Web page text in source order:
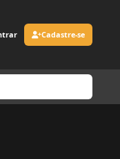
Cadastre-se